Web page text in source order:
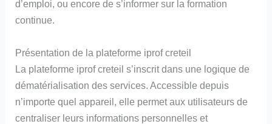
d’emploi, ou encore de s’informer sur la formation
continue.
Présentation de la plateforme iprof creteil
La plateforme iprof creteil s’inscrit dans une logique de
dématérialisation des services. Accessible depuis
n’importe quel appareil, elle permet aux utilisateurs de
centraliser leurs informations personnelles et